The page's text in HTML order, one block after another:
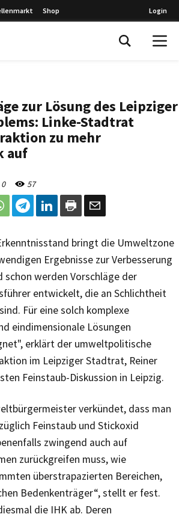
Shop Login
zur Lösung des Leipziger
Linke-Stadtrat
zu mehr
auf
0 57
bringt die Umweltzone
Ergebnisse zur Verbesserung
werden Vorschläge der
entwickelt, die an Schlichtheit
Für eine solch komplexe
eindimensionale Lösungen
erklärt der umweltpolitische
im Leipziger Stadtrat, Reiner
Feinstaub-Diskussion in Leipzig.
verkündet, dass man
Feinstaub und Stickoxid
zwingend auch auf
zurückgreifen muss, wie
überstrapazierten Bereichen,
Bedenkenträger“, stellt er fest.
die IHK ab. Deren